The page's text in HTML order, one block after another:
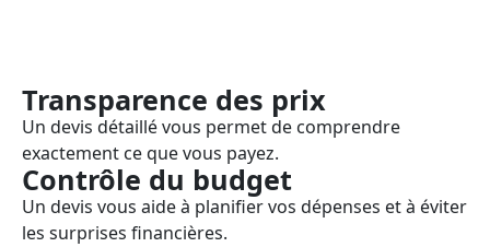
Transparence des prix
Un devis détaillé vous permet de comprendre
exactement ce que vous payez.
Contrôle du budget
Un devis vous aide à planifier vos dépenses et à éviter
les surprises financières.